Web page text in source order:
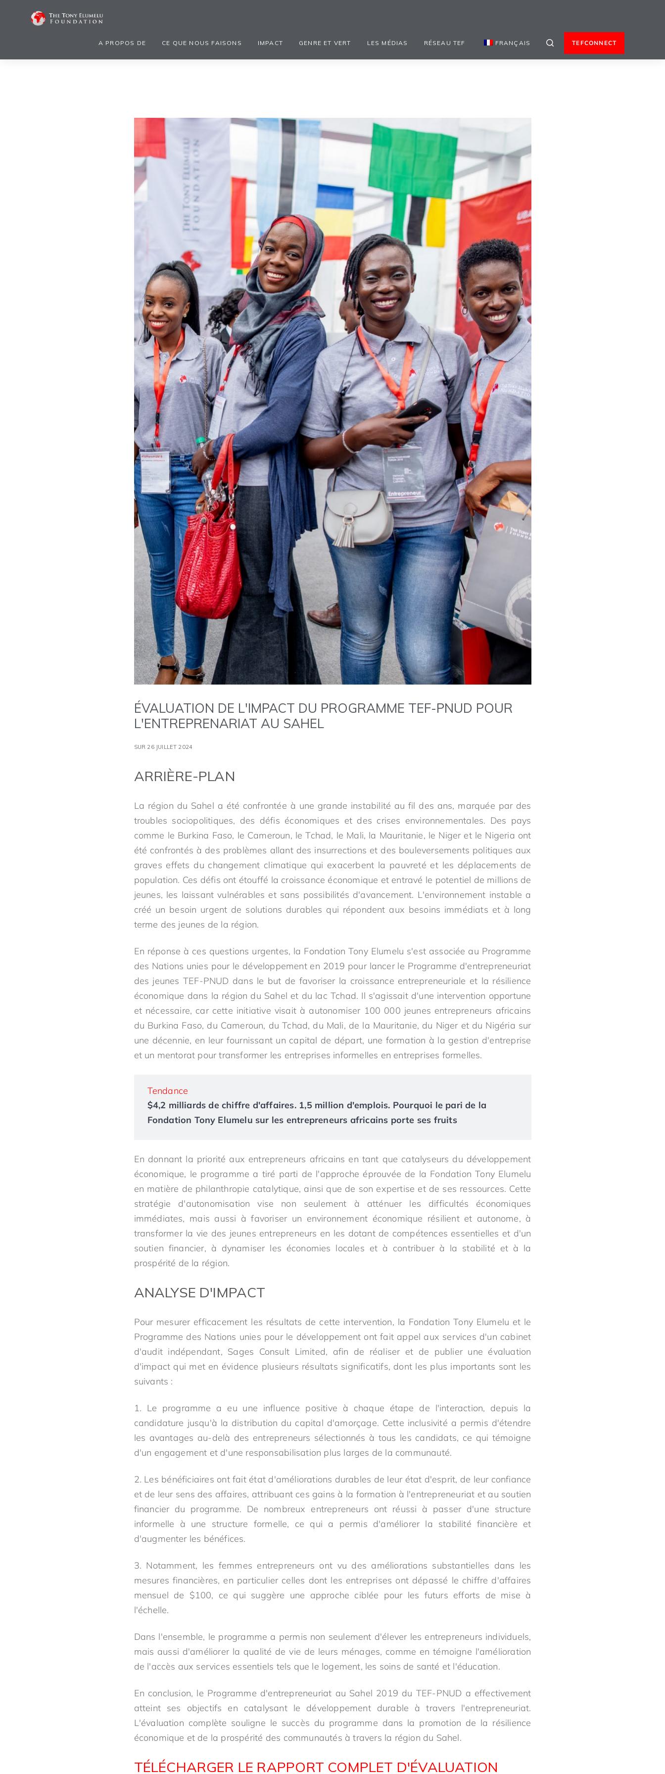
A PROPOS DE CE QUE NOUS FAISONS IMPACT GENRE ET VERT LES MÉDIAS RÉSEAU TEF FRANÇAIS TEFCONNECT
ÉVALUATION DE L'IMPACT DU PROGRAMME TEF-PNUD POUR
L'ENTREPRENARIAT AU SAHEL
SUR 26 JUILLET 2024
ARRIÈRE-PLAN
La région du Sahel a été confrontée à une grande instabilité au fil des ans, marquée par des
troubles sociopolitiques, des défis économiques et des crises environnementales. Des pays
comme le Burkina Faso, le Cameroun, le Tchad, le Mali, la Mauritanie, le Niger et le Nigeria ont
été confrontés à des problèmes allant des insurrections et des bouleversements politiques aux
graves effets du changement climatique qui exacerbent la pauvreté et les déplacements de
population. Ces défis ont étouffé la croissance économique et entravé le potentiel de millions de
jeunes, les laissant vulnérables et sans possibilités d'avancement. L'environnement instable a
créé un besoin urgent de solutions durables qui répondent aux besoins immédiats et à long
terme des jeunes de la région.
En réponse à ces questions urgentes, la Fondation Tony Elumelu s'est associée au Programme
des Nations unies pour le développement en 2019 pour lancer le Programme d'entrepreneuriat
des jeunes TEF-PNUD dans le but de favoriser la croissance entrepreneuriale et la résilience
économique dans la région du Sahel et du lac Tchad. Il s'agissait d'une intervention opportune
et nécessaire, car cette initiative visait à autonomiser 100 000 jeunes entrepreneurs africains
du Burkina Faso, du Cameroun, du Tchad, du Mali, de la Mauritanie, du Niger et du Nigéria sur
une décennie, en leur fournissant un capital de départ, une formation à la gestion d'entreprise
et un mentorat pour transformer les entreprises informelles en entreprises formelles.
Tendance
$4,2 milliards de chiffre d'affaires. 1,5 million d'emplois. Pourquoi le pari de la
Fondation Tony Elumelu sur les entrepreneurs africains porte ses fruits
En donnant la priorité aux entrepreneurs africains en tant que catalyseurs du développement
économique, le programme a tiré parti de l'approche éprouvée de la Fondation Tony Elumelu
en matière de philanthropie catalytique, ainsi que de son expertise et de ses ressources. Cette
stratégie d'autonomisation vise non seulement à atténuer les difficultés économiques
immédiates, mais aussi à favoriser un environnement économique résilient et autonome, à
transformer la vie des jeunes entrepreneurs en les dotant de compétences essentielles et d'un
soutien financier, à dynamiser les économies locales et à contribuer à la stabilité et à la
prospérité de la région.
ANALYSE D'IMPACT
Pour mesurer efficacement les résultats de cette intervention, la Fondation Tony Elumelu et le
Programme des Nations unies pour le développement ont fait appel aux services d'un cabinet
d'audit indépendant, Sages Consult Limited, afin de réaliser et de publier une évaluation
d'impact qui met en évidence plusieurs résultats significatifs, dont les plus importants sont les
suivants :
1. Le programme a eu une influence positive à chaque étape de l'interaction, depuis la
candidature jusqu'à la distribution du capital d'amorçage. Cette inclusivité a permis d'étendre
les avantages au-delà des entrepreneurs sélectionnés à tous les candidats, ce qui témoigne
d'un engagement et d'une responsabilisation plus larges de la communauté.
2. Les bénéficiaires ont fait état d'améliorations durables de leur état d'esprit, de leur confiance
et de leur sens des affaires, attribuant ces gains à la formation à l'entrepreneuriat et au soutien
financier du programme. De nombreux entrepreneurs ont réussi à passer d'une structure
informelle à une structure formelle, ce qui a permis d'améliorer la stabilité financière et
d'augmenter les bénéfices.
3. Notamment, les femmes entrepreneurs ont vu des améliorations substantielles dans les
mesures financières, en particulier celles dont les entreprises ont dépassé le chiffre d'affaires
mensuel de $100, ce qui suggère une approche ciblée pour les futurs efforts de mise à
l'échelle.
Dans l'ensemble, le programme a permis non seulement d'élever les entrepreneurs individuels,
mais aussi d'améliorer la qualité de vie de leurs ménages, comme en témoigne l'amélioration
de l'accès aux services essentiels tels que le logement, les soins de santé et l'éducation.
En conclusion, le Programme d'entrepreneuriat au Sahel 2019 du TEF-PNUD a effectivement
atteint ses objectifs en catalysant le développement durable à travers l'entrepreneuriat.
L'évaluation complète souligne le succès du programme dans la promotion de la résilience
économique et de la prospérité des communautés à travers la région du Sahel.
TÉLÉCHARGER LE RAPPORT COMPLET D'ÉVALUATION